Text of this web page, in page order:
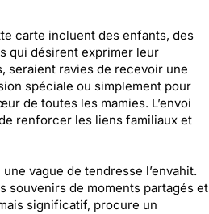
carte incluent des enfants, des
qui désirent exprimer leur
seraient ravies de recevoir une
spéciale ou simplement pour
de toutes les mamies. L’envoi
renforcer les liens familiaux et
vague de tendresse l’envahit.
souvenirs de moments partagés et
significatif, procure un